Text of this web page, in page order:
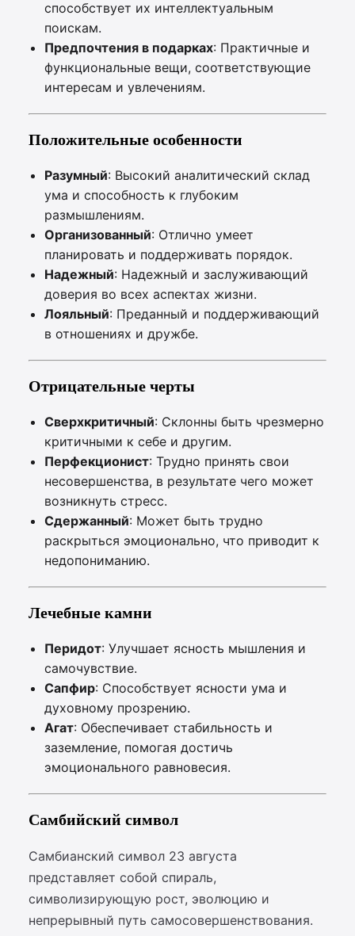
способствует их интеллектуальным
поискам.
Предпочтения в подарках: Практичные и
функциональные вещи, соответствующие
интересам и увлечениям.
Положительные особенности
Разумный: Высокий аналитический склад
ума и способность к глубоким
размышлениям.
Организованный: Отлично умеет
планировать и поддерживать порядок.
Надежный: Надежный и заслуживающий
доверия во всех аспектах жизни.
Лояльный: Преданный и поддерживающий
в отношениях и дружбе.
Отрицательные черты
Сверхкритичный: Склонны быть чрезмерно
критичными к себе и другим.
Перфекционист: Трудно принять свои
несовершенства, в результате чего может
возникнуть стресс.
Сдержанный: Может быть трудно
раскрыться эмоционально, что приводит к
недопониманию.
Лечебные камни
Перидот: Улучшает ясность мышления и
самочувствие.
Сапфир: Способствует ясности ума и
духовному прозрению.
Агат: Обеспечивает стабильность и
заземление, помогая достичь
эмоционального равновесия.
Самбийский символ
Самбианский символ 23 августа
представляет собой спираль,
символизирующую рост, эволюцию и
непрерывный путь самосовершенствования.